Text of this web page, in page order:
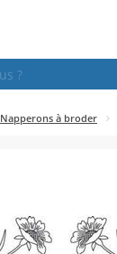
Napperons à broder